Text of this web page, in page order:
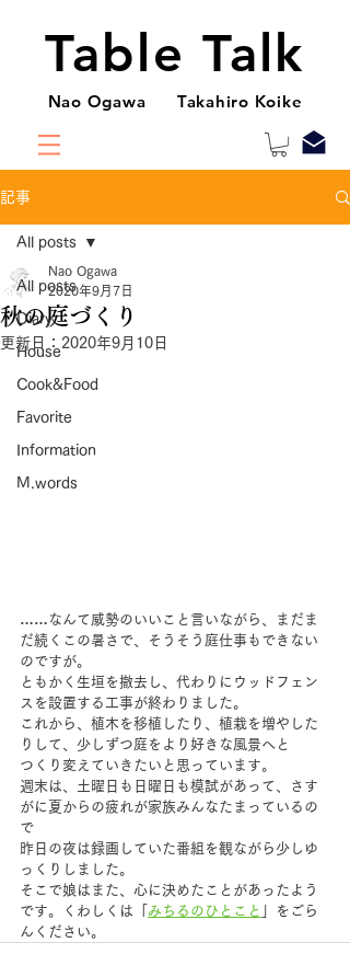
Table Talk
Nao Ogawa Takahiro Koike
記事
All posts
Diary
House
Cook&Food
Favorite
Information
M.words
All posts
秋の庭づくり
Nao Ogawa
2020年9月7日
更新日： 2020年9月10日
……なんて威勢のいいこと言いながら、まだま
だ続くこの暑さで、そうそう庭仕事もできない
のですが。
ともかく生垣を撤去し、代わりにウッドフェン
スを設置する工事が終わりました。
これから、植木を移植したり、植栽を増やした
りして、少しずつ庭をより好きな風景へと
つくり変えていきたいと思っています。
週末は、土曜日も日曜日も模試があって、さす
がに夏からの疲れが家族みんなたまっているの
で
昨日の夜は録画していた番組を観ながら少しゆ
っくりしました。
そこで娘はまた、心に決めたことがあったよう
です。くわしくは「 みちるのひとこと
」をごら
んください。